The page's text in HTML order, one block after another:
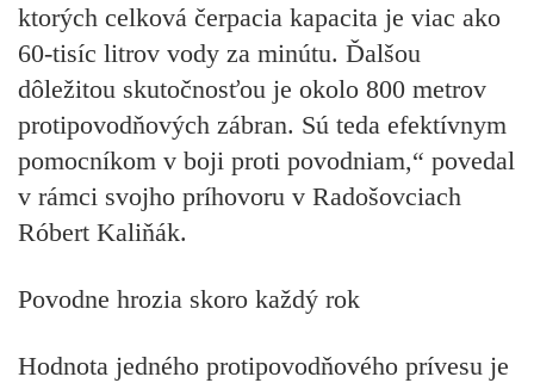
ktorých celková čerpacia kapacita je viac ako
60-tisíc litrov vody za minútu. Ďalšou
dôležitou skutočnosťou je okolo 800 metrov
protipovodňových zábran. Sú teda efektívnym
pomocníkom v boji proti povodniam,“ povedal
v rámci svojho príhovoru v Radošovciach
Róbert Kaliňák.
Povodne hrozia skoro každý rok
Hodnota jedného protipovodňového prívesu je